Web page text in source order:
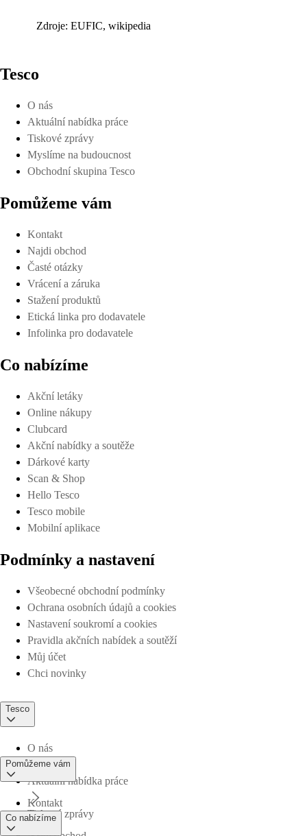
Zdroje: EUFIC, wikipedia
Tesco
O nás
Aktuální nabídka práce
Tiskové zprávy
Myslíme na budoucnost
Obchodní skupina Tesco
Pomůžeme vám
Kontakt
Najdi obchod
Časté otázky
Vrácení a záruka
Stažení produktů
Etická linka pro dodavatele
Infolinka pro dodavatele
Co nabízíme
Akční letáky
Online nákupy
Clubcard
Akční nabídky a soutěže
Dárkové karty
Scan & Shop
Hello Tesco
Tesco mobile
Mobilní aplikace
Podmínky a nastavení
Všeobecné obchodní podmínky
Ochrana osobních údajů a cookies
Nastavení soukromí a cookies
Pravidla akčních nabídek a soutěží
Můj účet
Chci novinky
Tesco
O nás
Aktuální nabídka práce
Tiskové zprávy
Pomůžeme vám
Kontakt
Co nabízíme